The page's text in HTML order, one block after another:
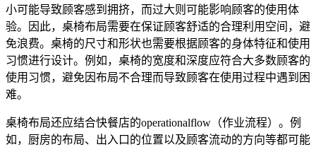
小可能导致顾客感到拥挤，而过大则可能影响顾客的使用体
验。因此，桌椅布局需要在保证顾客舒适的合理利用空间，避
免浪费。桌椅的尺寸和形状也需要根据顾客的身体特征和使用
习惯进行设计。例如，桌椅的宽度和深度应符合大多数顾客的
使用习惯，避免因布局不合理而导致顾客在使用过程中遇到困
难。
桌椅布局还应结合快餐店的operationalflow（作业流程）。例
如，厨房的布局、出入口的位置以及顾客流动的方向等都可能